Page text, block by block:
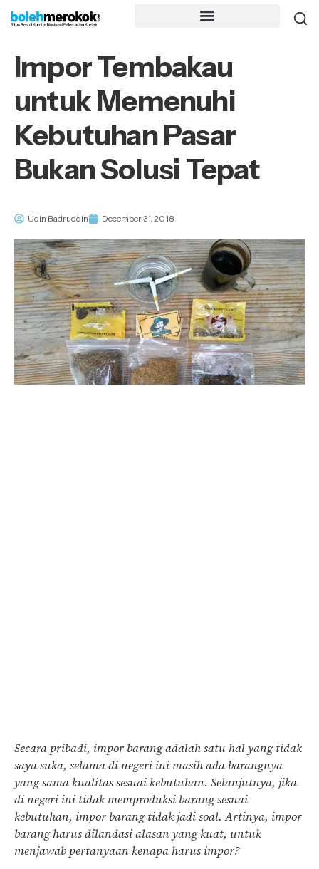
Impor Tembakau
untuk Memenuhi
Kebutuhan Pasar
Bukan Solusi Tepat
Udin Badruddin December 31, 2018
Secara pribadi, impor barang adalah satu hal yang tidak
saya suka, selama di negeri ini masih ada barangnya
yang sama kualitas sesuai kebutuhan. Selanjutnya, jika
di negeri ini tidak memproduksi barang sesuai
kebutuhan, impor barang tidak jadi soal. Artinya, impor
barang harus dilandasi alasan yang kuat, untuk
menjawab pertanyaan kenapa harus impor?